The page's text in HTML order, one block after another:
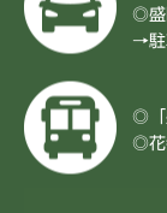
◎盛
→
◎「
◎花